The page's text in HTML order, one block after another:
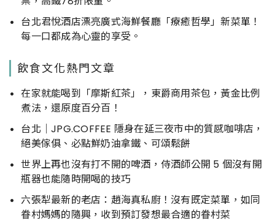
台北君悅酒店漂亮廣式海鮮餐廳「療癒哲學」新菜單！
每一口都成為心靈的享受。
飲食文化熱門文章
在家就能喝到「摩斯紅茶」，東爵商用茶包，黃金比例
煮法，還原度百分百！
台北｜JPG.COFFEE 隱身在延三夜市中的質感咖啡店，
絕美傢俱、必點鮮奶油拿鐵、可頌鬆餅
世界上再也沒有打不開的啤酒，侍酒師公開 5 個沒有開
瓶器也能隨時開喝的技巧
六張犁最新的老店：趙海真私廚！沒有既定菜單，如同
眷村媽媽的隨興，收到預訂發想最合適的眷村菜